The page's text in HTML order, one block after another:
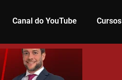
Canal do YouTube Cursos